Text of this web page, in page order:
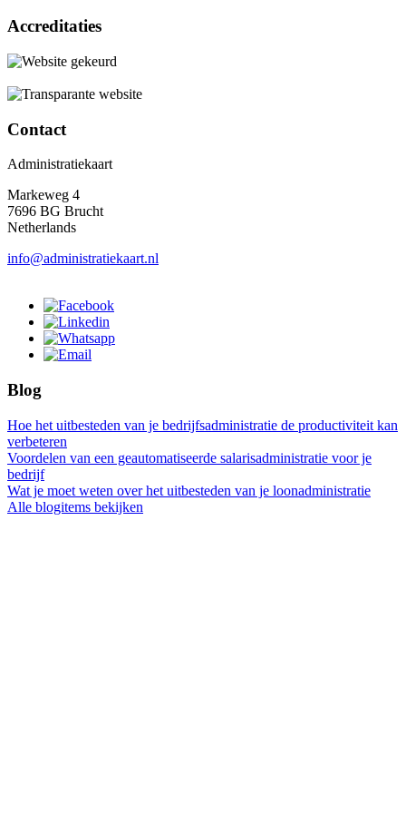
Accreditaties
Contact
Administratiekaart
Markeweg 4
7696 BG Brucht
Netherlands
info@administratiekaart.nl
Blog
Hoe het uitbesteden van je bedrijfsadministratie de productiviteit kan
verbeteren
Voordelen van een geautomatiseerde salarisadministratie voor je
bedrijf
Wat je moet weten over het uitbesteden van je loonadministratie
Alle blogitems bekijken